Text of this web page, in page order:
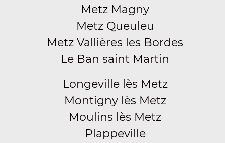
Metz Magny
Metz Queuleu
Metz Vallières les Bordes
Le Ban saint Martin
Longeville lès Metz
Montigny lès Metz
Moulins lès Metz
Plappeville